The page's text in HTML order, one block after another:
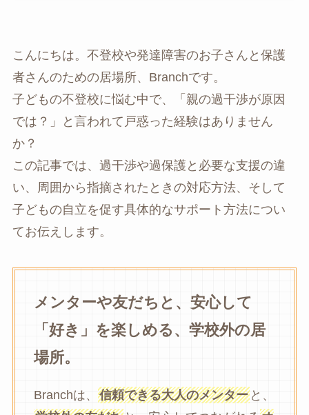
こんにちは。不登校や発達障害のお子さんと保護
者さんのための居場所、Branchです。
子どもの不登校に悩む中で、「親の過干渉が原因
では？」と言われて戸惑った経験はありません
か？
この記事では、過干渉や過保護と必要な支援の違
い、周囲から指摘されたときの対応方法、そして
子どもの自立を促す具体的なサポート方法につい
てお伝えします。
メンターや友だちと、安心して
「好き」を楽しめる、学校外の居
場所。
Branchは、 信頼できる大人のメンターと、